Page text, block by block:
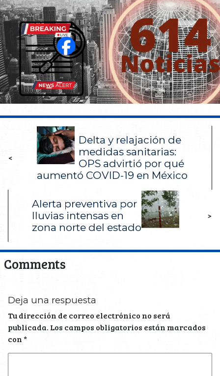
<
Delta y relajación de
medidas sanitarias:
OPS advirtió por qué
aumentó COVID-19 en México
Alerta preventiva por
lluvias intensas en
zona norte del estado
>
Comments
Deja una respuesta
Tu dirección de correo electrónico no será
publicada. Los campos obligatorios están marcados
con*